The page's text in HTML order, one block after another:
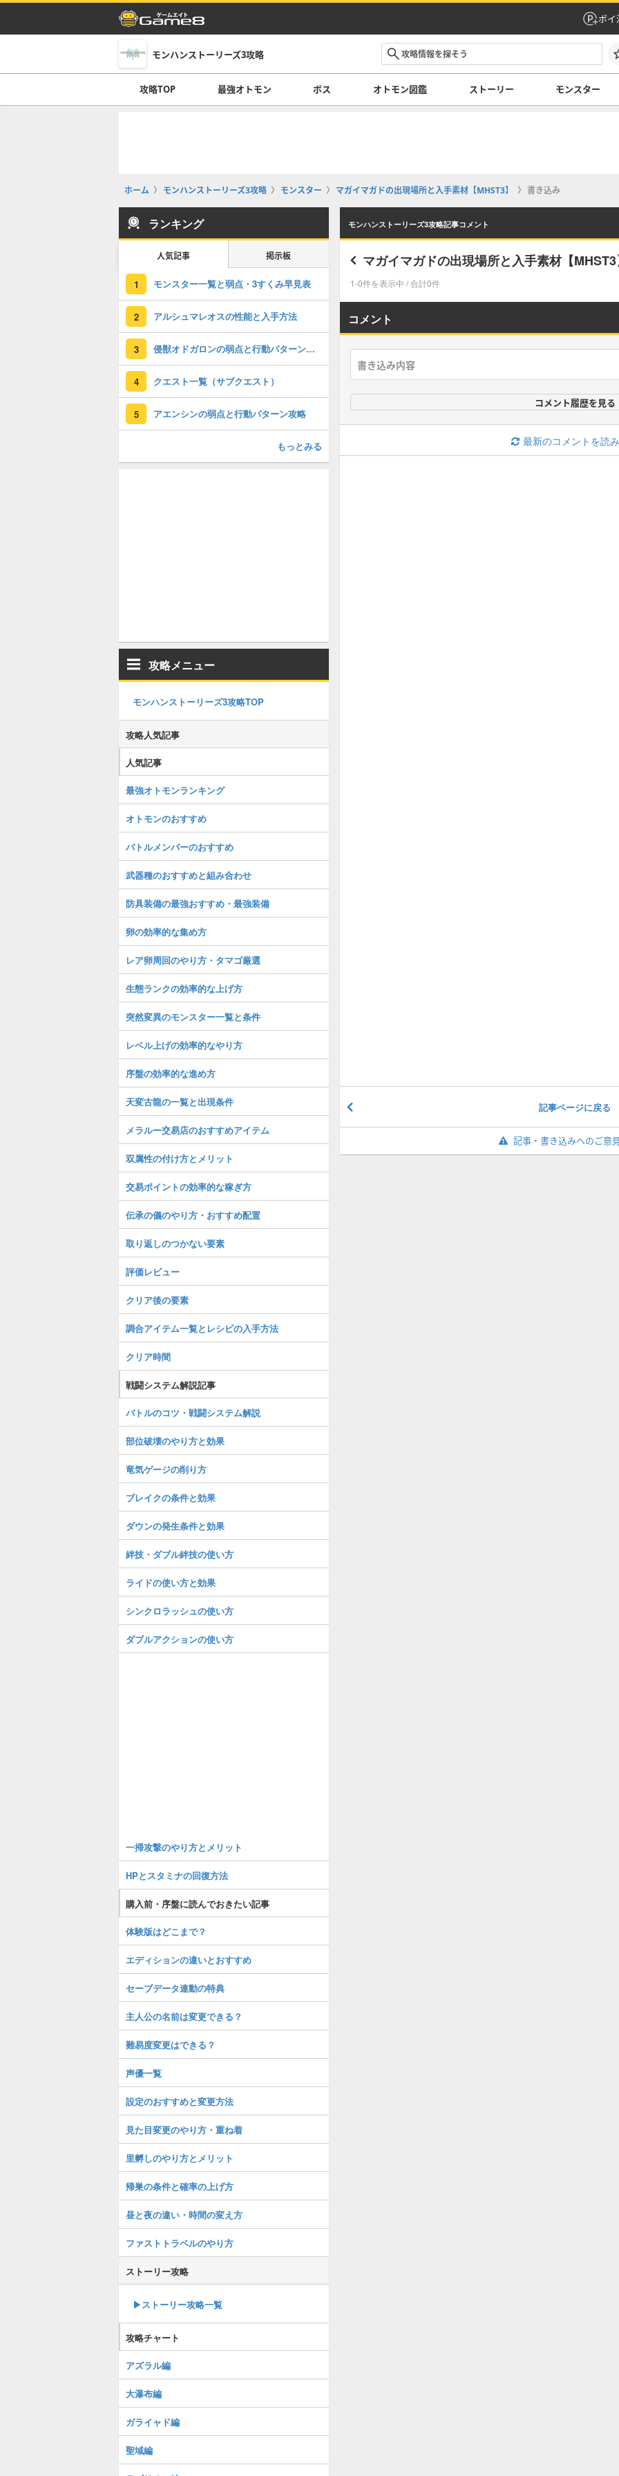
ポイ
モンハンストーリーズ3攻略
攻略TOP 最強オトモン ボス オトモン図鑑 ストーリー モンスター
ホーム モンハンストーリーズ3攻略 モンスター マガイマガドの出現場所と入手素材【MHST3】 書き込み
モンハンストーリーズ3攻略記事コメント
マガイマガドの出現場所と入手素材【MHST3
1-0件を表示中 / 合計0件
コメント
コメント履歴を見る
最新のコメントを読
記事ページに戻る
記事・書き込みへのご意
ランキング
人気記事 掲示板
1 モンスター一覧と弱点・3すくみ早見表
2 アルシュマレオスの性能と入手方法
3 侵獣オドガロンの弱点と行動パターン攻略
4 クエスト一覧（サブクエスト）
5 アエンシンの弱点と行動パターン攻略
もっとみる
攻略メニュー
モンハンストーリーズ3攻略TOP
攻略人気記事
人気記事
最強オトモンランキング
オトモンのおすすめ
バトルメンバーのおすすめ
武器種のおすすめと組み合わせ
防具装備の最強おすすめ・最強装備
卵の効率的な集め方
レア卵周回のやり方・タマゴ厳選
生態ランクの効率的な上げ方
突然変異のモンスター一覧と条件
レベル上げの効率的なやり方
序盤の効率的な進め方
天変古龍の一覧と出現条件
メラルー交易店のおすすめアイテム
双属性の付け方とメリット
交易ポイントの効率的な稼ぎ方
伝承の儀のやり方・おすすめ配置
取り返しのつかない要素
評価レビュー
クリア後の要素
調合アイテム一覧とレシピの入手方法
クリア時間
戦闘システム解説記事
バトルのコツ・戦闘システム解説
部位破壊のやり方と効果
竜気ゲージの削り方
ブレイクの条件と効果
ダウンの発生条件と効果
絆技・ダブル絆技の使い方
ライドの使い方と効果
シンクロラッシュの使い方
ダブルアクションの使い方
一掃攻撃のやり方とメリット
HPとスタミナの回復方法
購入前・序盤に読んでおきたい記事
体験版はどこまで？
エディションの違いとおすすめ
セーブデータ連動の特典
主人公の名前は変更できる？
難易度変更はできる？
声優一覧
設定のおすすめと変更方法
見た目変更のやり方・重ね着
里孵しのやり方とメリット
帰巣の条件と確率の上げ方
昼と夜の違い・時間の変え方
ファストトラベルのやり方
ストーリー攻略
▶︎ストーリー攻略一覧
攻略チャート
アズラル編
大瀑布編
ガライャド編
聖域編